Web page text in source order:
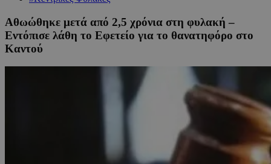
Αθωώθηκε μετά από 2,5 χρόνια στη φυλακή –
Εντόπισε λάθη το Εφετείο για το θανατηφόρο στο
Καντού